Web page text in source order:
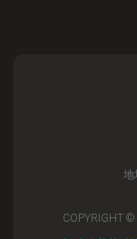
地
COPYRIGHT